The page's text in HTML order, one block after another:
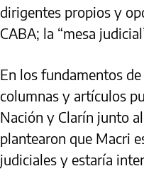
dirigentes propios y
CABA; la “mesa
En los fundamentos
columnas y artículos
Nación y Clarín junto
plantearon que Macri
judiciales y estaría